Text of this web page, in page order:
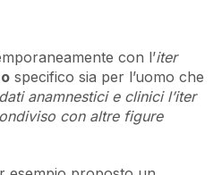
con l’iter
specifico sia per l’uomo che
anamnestici e clinici l’iter
con altre figure